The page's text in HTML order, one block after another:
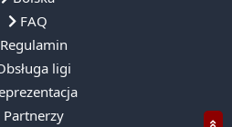
FAQ
ligi
Partnerzy